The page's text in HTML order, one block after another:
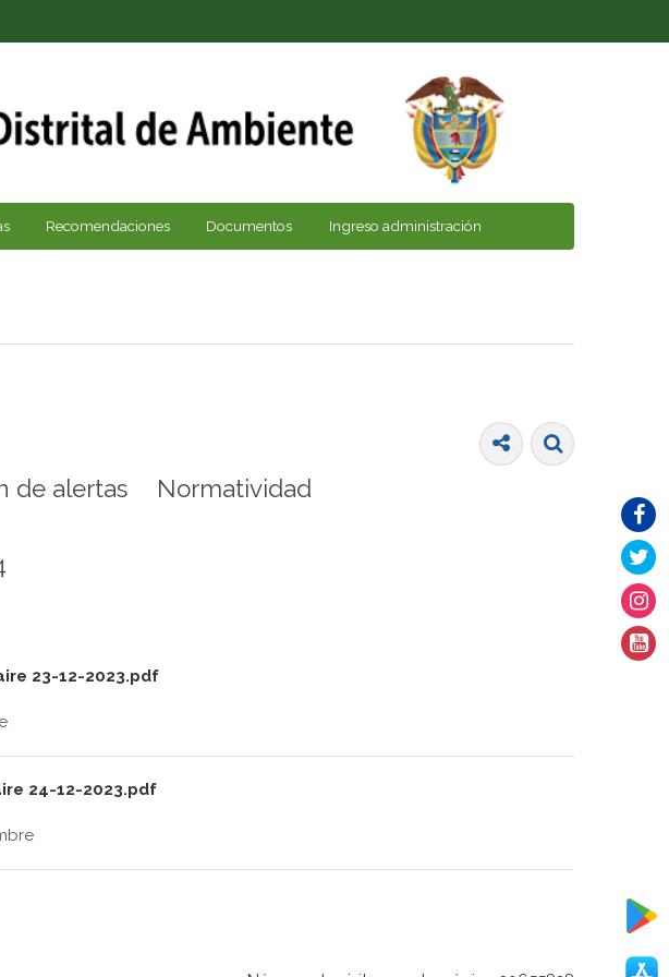
Recomendaciones Documentos Ingreso administración
de alertas Normatividad
23-12-2023.pdf
24-12-2023.pdf